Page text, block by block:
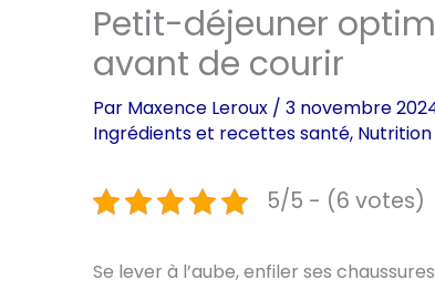
Petit-déjeuner
avant de courir
Par Maxence Leroux / 3 novembre
Ingrédients et recettes santé,
5/5 - (6 votes)
Se lever à l’aube, enfiler ses